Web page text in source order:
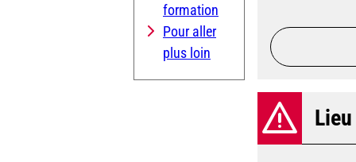
formation
Pour aller
plus loin